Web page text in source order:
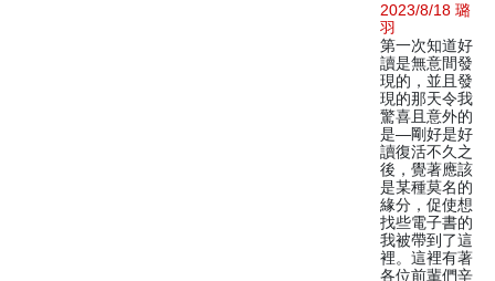
2023/8/18 璐
羽
第一次知道好
讀是無意間發
現的，並且發
現的那天令我
驚喜且意外的
是—剛好是好
讀復活不久之
後，覺著應該
是某種莫名的
緣分，促使想
找些電子書的
我被帶到了這
裡。這裡有著
各位前輩們辛